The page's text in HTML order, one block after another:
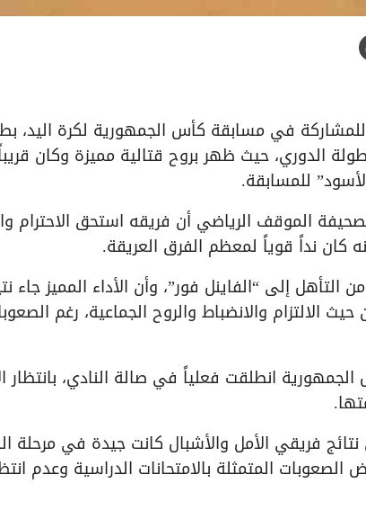
في مسابقة كأس الجمهورية لكرة اليد،
الدوري، حيث ظهر بروح قتالية مميزة وكان
للمسابقة.
الموقف الرياضي أن فريقه استحق الاحترام
كان نداً قوياً لمعظم الفرق العريقة.
إلى “الفاينل فور”، وأن الأداء المميز جاء
الالتزام والانضباط والروح الجماعية، رغم
انطلقت فعلياً في صالة النادي، بانتظار
نتائج فريقي الأمل والأشبال كانت جيدة في
الصعوبات المتمثلة بالامتحانات الدراسية وعدم